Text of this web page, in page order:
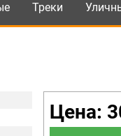
Треки
Цена: